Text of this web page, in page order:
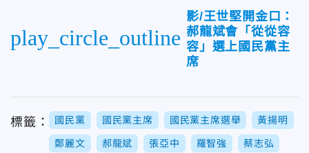
play_circle_outline
影/王世堅開金口：
郝龍斌會「從從容
容」選上國民黨主
席
標籤： 國民黨 國民黨主席 國民黨主席選舉 黃揚明
鄭麗文 郝龍斌 張亞中 羅智強 蔡志弘